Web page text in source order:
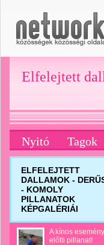
Elfelejtett
Nyitó Tagok
ELFELEJTETT
DALLAMOK -
- KOMOLY
PILLANATOK
KÉPGALÉRIÁI
A kínos esemény
előtti pillanat!